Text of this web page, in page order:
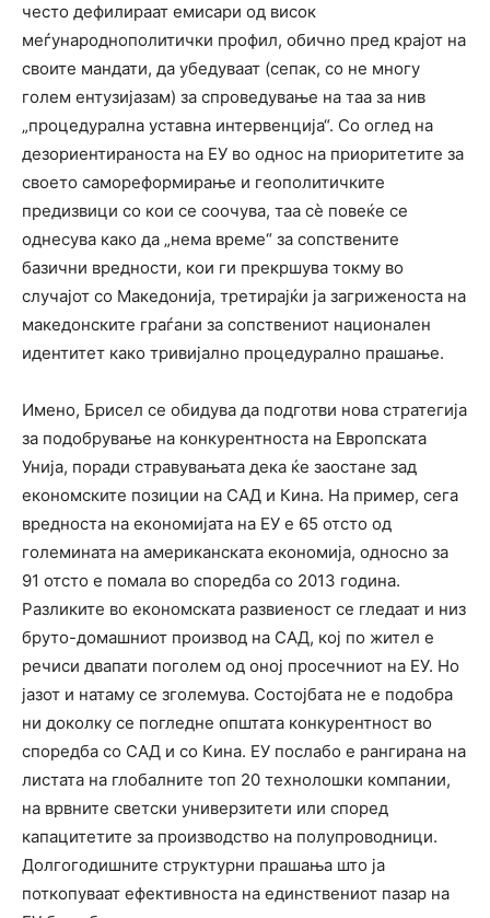
често дефилираат емисари од висок
меѓународнополитички профил, обично пред крајот на
своите мандати, да убедуваат (сепак, со не многу
голем ентузијазам) за спроведување на таа за нив
„процедурална уставна интервенција“. Со оглед на
дезориентираноста на ЕУ во однос на приоритетите за
своето самореформирање и геополитичките
предизвици со кои се соочува, таа сѐ повеќе се
однесува како да „нема време“ за сопствените
базични вредности, кои ги прекршува токму во
случајот со Македонија, третирајќи ја загриженоста на
македонските граѓани за сопствениот национален
идентитет како тривијално процедурално прашање.
Имено, Брисел се обидува да подготви нова стратегија
за подобрување на конкурентноста на Европската
Унија, поради стравувањата дека ќе заостане зад
економските позиции на САД и Кина. На пример, сега
вредноста на економијата на ЕУ е 65 отсто од
големината на американската економија, односно за
91 отсто е помала во споредба со 2013 година.
Разликите во економската развиеност се гледаат и низ
бруто-домашниот производ на САД, кој по жител е
речиси двапати поголем од оној просечниот на ЕУ. Но
јазот и натаму се зголемува. Состојбата не е подобра
ни доколку се погледне општата конкурентност во
споредба со САД и со Кина. ЕУ послабо е рангирана на
листата на глобалните топ 20 технолошки компании,
на врвните светски универзитети или според
капацитетите за производство на полупроводници.
Долгогодишните структурни прашања што ја
поткопуваат ефективноста на единствениот пазар на